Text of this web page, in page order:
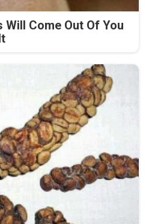
Come Out Of You